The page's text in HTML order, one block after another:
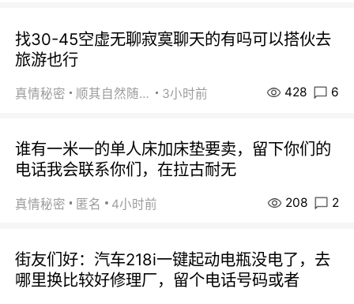
找30-45空虚无聊寂寞聊天的有吗可以搭伙去
旅游也行
真情秘密 顺其自然随缘 3小时前 428 6
谁有一米一的单人床加床垫要卖，留下你们的
电话我会联系你们，在拉古耐无
真情秘密 匿名 4小时前 208 2
街友们好：汽车218i一键起动电瓶没电了，去
哪里换比较好修理厂，留个电话号码或者